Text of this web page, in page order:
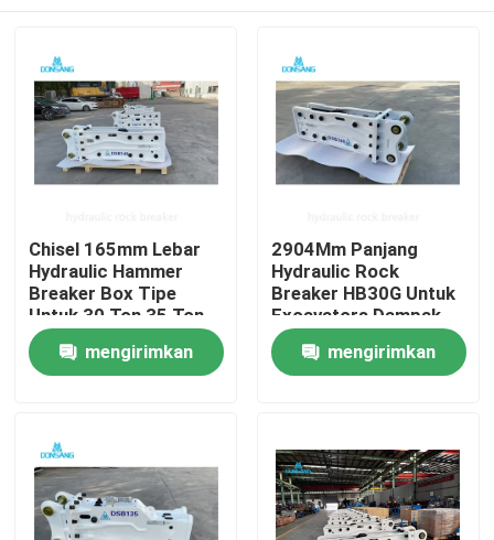
Produk
Chisel 165mm Lebar
Hydraulic Hammer
Breaker Box Tipe
Untuk 30 Ton 35 Ton
40 Ton Excavator
mengirimkan
2904Mm Panjang
Hydraulic Rock
Breaker HB30G Untuk
Excavators Dampak
Kekuatan 5250 J
mengirimkan